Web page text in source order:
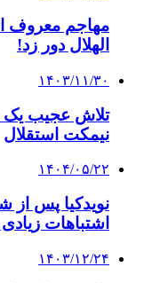
مهاجم معروف
الهلال دور زد!
۱۴۰۳/۱۱/۳۰
تلاش عجیب یک
نیمکت استقلال
۱۴۰۴/۰۵/۲۲
نویدکیا پس از
اشتباهات
۱۴۰۳/۱۲/۲۴